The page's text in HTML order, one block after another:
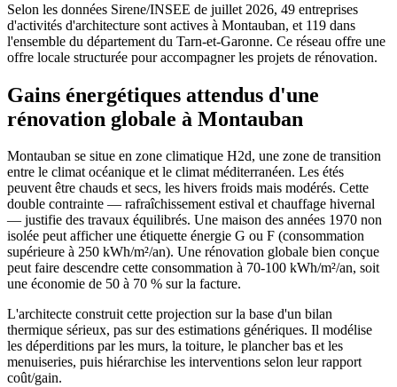
Selon les données Sirene/INSEE de juillet 2026, 49 entreprises
d'activités d'architecture sont actives à Montauban, et 119 dans
l'ensemble du département du Tarn-et-Garonne. Ce réseau offre une
offre locale structurée pour accompagner les projets de rénovation.
Gains énergétiques attendus d'une
rénovation globale à Montauban
Montauban se situe en zone climatique H2d, une zone de transition
entre le climat océanique et le climat méditerranéen. Les étés
peuvent être chauds et secs, les hivers froids mais modérés. Cette
double contrainte — rafraîchissement estival et chauffage hivernal
— justifie des travaux équilibrés. Une maison des années 1970 non
isolée peut afficher une étiquette énergie G ou F (consommation
supérieure à 250 kWh/m²/an). Une rénovation globale bien conçue
peut faire descendre cette consommation à 70-100 kWh/m²/an, soit
une économie de 50 à 70 % sur la facture.
L'architecte construit cette projection sur la base d'un bilan
thermique sérieux, pas sur des estimations génériques. Il modélise
les déperditions par les murs, la toiture, le plancher bas et les
menuiseries, puis hiérarchise les interventions selon leur rapport
coût/gain.